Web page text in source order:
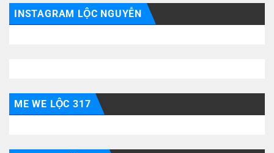
INSTAGRAM LỘC NGUYỄN
ME WE LỘC 317